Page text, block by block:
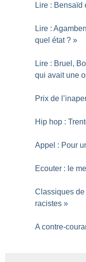
Lire : Bensaïd
Lire :
quel état ? »
Lire : Bruel,
qui avait une
Prix de
Hip hop :
Appel : Pour
Ecouter : le
Classiques
racistes »
A contre-